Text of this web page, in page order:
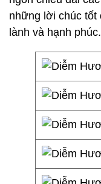
những lời chúc tốt
lành và hạnh phúc.